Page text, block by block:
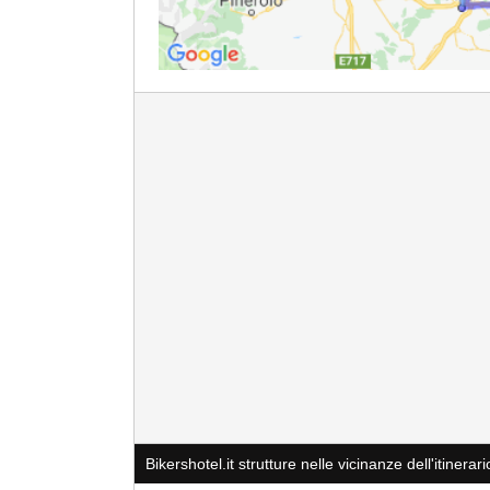
Bikershotel.it strutture nelle vicinanze